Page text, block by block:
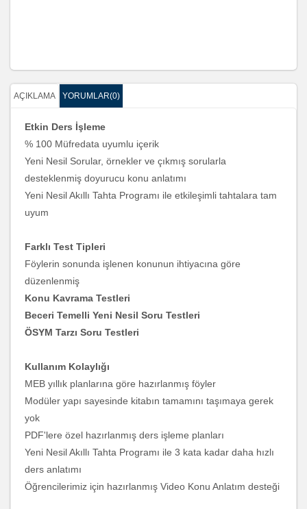
AÇIKLAMA YORUMLAR(0)
Etkin Ders İşleme
% 100 Müfredata uyumlu içerik
Yeni Nesil Sorular, örnekler ve çıkmış sorularla
desteklenmiş doyurucu konu anlatımı
Yeni Nesil Akıllı Tahta Programı ile etkileşimli tahtalara tam
uyum
Farklı Test Tipleri
Föylerin sonunda işlenen konunun ihtiyacına göre
düzenlenmiş
Konu Kavrama Testleri
Beceri Temelli Yeni Nesil Soru Testleri
ÖSYM Tarzı Soru Testleri
Kullanım Kolaylığı
MEB yıllık planlarına göre hazırlanmış föyler
Modüler yapı sayesinde kitabın tamamını taşımaya gerek
yok
PDF'lere özel hazırlanmış ders işleme planları
Yeni Nesil Akıllı Tahta Programı ile 3 kata kadar daha hızlı
ders anlatımı
Öğrencilerimiz için hazırlanmış Video Konu Anlatım desteği